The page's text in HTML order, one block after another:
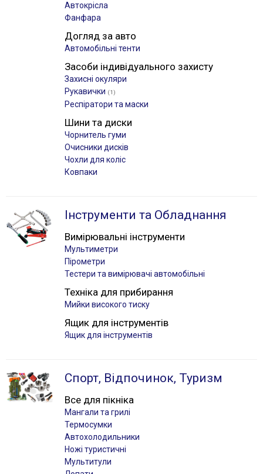
Автокрісла
Фанфара
Догляд за авто
Автомобільні тенти
Засоби індивідуального захисту
Захисні окуляри
Рукавички (1)
Респіратори та маски
Шини та диски
Чорнитель гуми
Очисники дисків
Чохли для коліс
Ковпаки
Інструменти та Обладнання
Вимірювальні інструменти
Мультиметри
Пірометри
Тестери та вимірювачі автомобільні
Техніка для прибирання
Мийки високого тиску
Ящик для інструментів
Ящик для інструментів
Спорт, Відпочинок, Туризм
Все для пікніка
Мангали та грилі
Термосумки
Автохолодильники
Ножі туристичні
Мультитули